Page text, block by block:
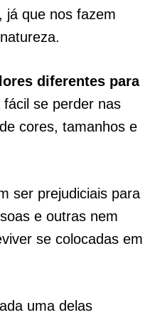
já que nos fazem
diferentes para
se perder nas
cores, tamanhos e
ser prejudiciais para
e outras nem
se colocadas em
uma delas